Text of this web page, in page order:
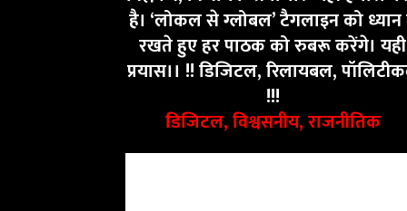
है। ‘लोकल से ग्लोबल’ टैगलाइन को
रखते हुए हर पाठक को रुबरू करेंगे। यही
प्रयास।। !! डिजिटल, रिलायबल,
!!!
डिजिटल, विश्वसनीय, राजनीतिक